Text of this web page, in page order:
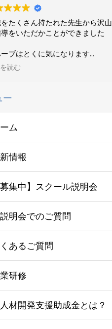
たくさん持たれた先生から沢山
をいただかことができました
ブはとくに気になります
いろなレッスンに対応してくださ
読む
ー
ム
情報
募集中】スクール説明会
説明会でのご質問
あるご質問
研修
人材開発支援助成金とは？